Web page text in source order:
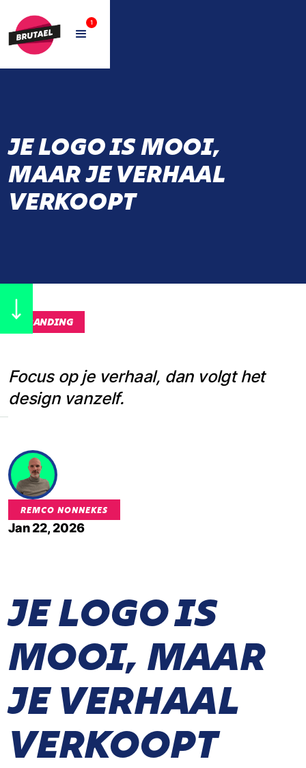
1
JE LOGO IS MOOI,
MAAR JE VERHAAL
VERKOOPT
BRANDING
Focus op je verhaal, dan volgt het
design vanzelf.
REMCO NONNEKES
Jan 22, 2026
JE LOGO IS
MOOI, MAAR
JE VERHAAL
VERKOOPT